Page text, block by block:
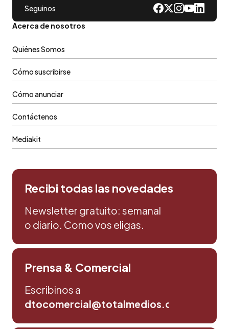
Seguinos
Acerca de nosotros
Quiénes Somos
Cómo suscribirse
Cómo anunciar
Contáctenos
Mediakit
Recibi todas las novedades
Newsletter gratuito: semanal
o diario. Como vos eligas.
Prensa & Comercial
Escribinos a
dtocomercial@totalmedios.com